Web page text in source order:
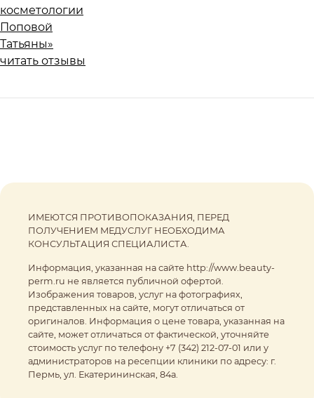
косметологии
Поповой
Татьяны»
читать отзывы
ИМЕЮТСЯ ПРОТИВОПОКАЗАНИЯ, ПЕРЕД
ПОЛУЧЕНИЕМ МЕДУСЛУГ НЕОБХОДИМА
КОНСУЛЬТАЦИЯ СПЕЦИАЛИСТА.
Информация, указанная на сайте http://www.beauty-
perm.ru не является публичной офертой.
Изображения товаров, услуг на фотографиях,
представленных на сайте, могут отличаться от
оригиналов. Информация о цене товара, указанная на
сайте, может отличаться от фактической, уточняйте
стоимость услуг по телефону +7 (342) 212-07-01 или у
администраторов на ресепции клиники по адресу: г.
Пермь, ул. Екатерининская, 84а.